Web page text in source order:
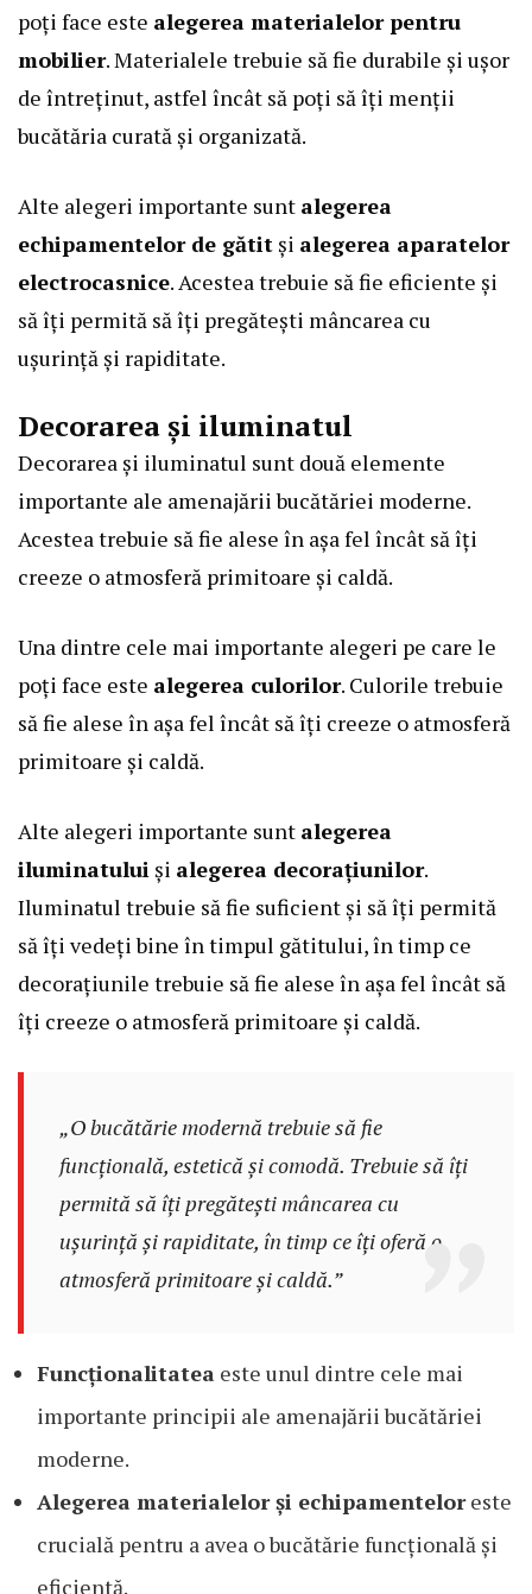
poți face este alegerea materialelor pentru
mobilier. Materialele trebuie să fie durabile și ușor
de întreținut, astfel încât să poți să îți menții
bucătăria curată și organizată.
Alte alegeri importante sunt alegerea
echipamentelor de gătit și alegerea aparatelor
electrocasnice. Acestea trebuie să fie eficiente și
să îți permită să îți pregătești mâncarea cu
ușurință și rapiditate.
Decorarea și iluminatul
Decorarea și iluminatul sunt două elemente
importante ale amenajării bucătăriei moderne.
Acestea trebuie să fie alese în așa fel încât să îți
creeze o atmosferă primitoare și caldă.
Una dintre cele mai importante alegeri pe care le
poți face este alegerea culorilor. Culorile trebuie
să fie alese în așa fel încât să îți creeze o atmosferă
primitoare și caldă.
Alte alegeri importante sunt alegerea
iluminatului și alegerea decorațiunilor.
Iluminatul trebuie să fie suficient și să îți permită
să îți vedeți bine în timpul gătitului, în timp ce
decorațiunile trebuie să fie alese în așa fel încât să
îți creeze o atmosferă primitoare și caldă.
„O bucătărie modernă trebuie să fie
funcțională, estetică și comodă. Trebuie să îți
permită să îți pregătești mâncarea cu
ușurință și rapiditate, în timp ce îți oferă o
atmosferă primitoare și caldă.”
Funcționalitatea este unul dintre cele mai
importante principii ale amenajării bucătăriei
moderne.
Alegerea materialelor și echipamenteloreste
crucială pentru a avea o bucătărie funcțională și
eficientă.